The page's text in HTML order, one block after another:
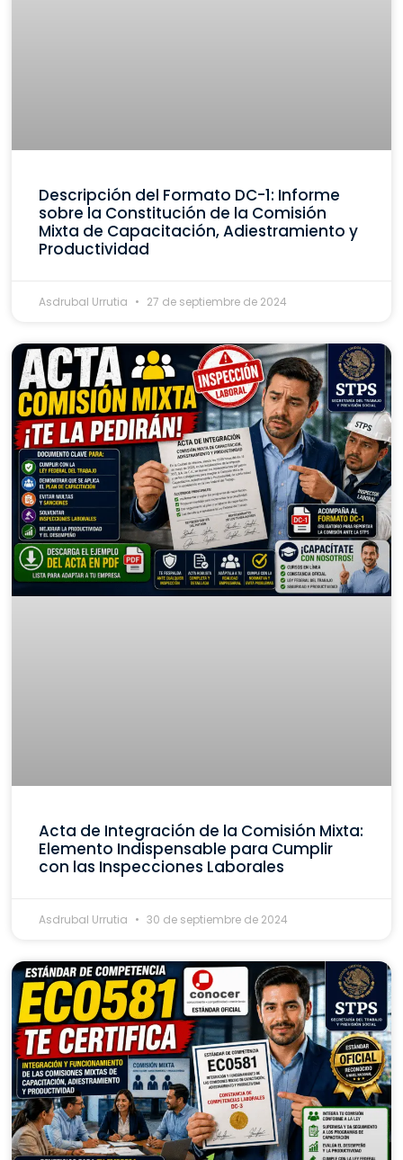
Descripción del Formato DC-1: Informe
sobre la Constitución de la Comisión
Mixta de Capacitación, Adiestramiento y
Productividad
Asdrubal Urrutia 27 de septiembre de 2024
Acta de Integración de la Comisión Mixta:
Elemento Indispensable para Cumplir
con las Inspecciones Laborales
Asdrubal Urrutia 30 de septiembre de 2024